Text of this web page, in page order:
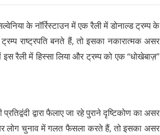
के नॉर्रिस्टाउन में एक रैली में डोनाल्ड ट्रम्प के
राष्ट्रपति बनते हैं, तो इसका नकारात्मक असर
रैली में हिस्सा लिया और ट्रम्प को एक “धोखेबाज़”
द्वारा फैलाए जा रहे पुराने दृष्टिकोण का असर
लोग चुनाव में गलत फैसला करते हैं, तो इसका असर